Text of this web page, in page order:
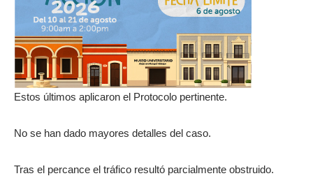
Estos últimos aplicaron el Protocolo pertinente.
No se han dado mayores detalles del caso.
Tras el percance el tráfico resultó parcialmente obstruido.